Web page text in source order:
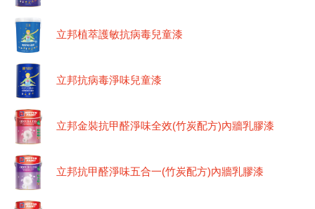
立邦植萃護敏抗病毒兒童漆
立邦抗病毒淨味兒童漆
立邦金裝抗甲醛淨味全效(竹炭配方)內牆乳膠漆
立邦抗甲醛淨味五合一(竹炭配方)內牆乳膠漆